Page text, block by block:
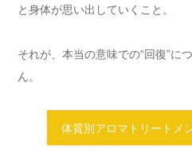
と身体が思い出していくこと。
それが、本当の意味での“回復”に
ん。
体質別アロマトリートメ